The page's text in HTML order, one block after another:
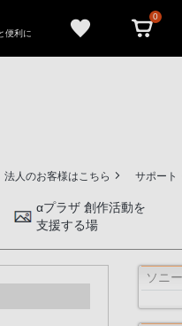
便利に
0
法人のお客様はこちら サポート
αプラザ 創作活動を
支援する場
ソニ